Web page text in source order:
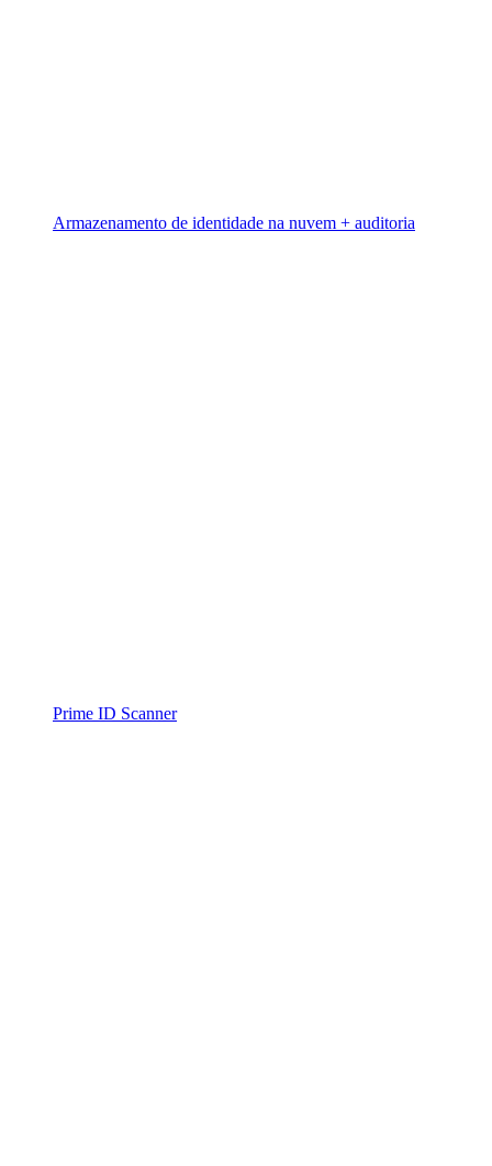
Armazenamento de identidade na nuvem + auditoria
Prime ID Scanner